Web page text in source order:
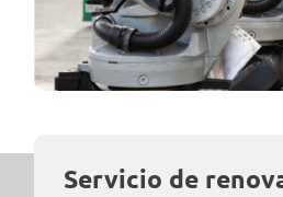
Servicio de